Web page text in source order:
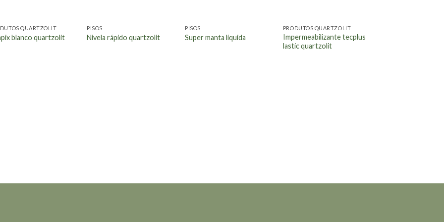
QUARTZOLIT
blanco quartzolit
PISOS
Nivela rápido quartzolit
PISOS
Super manta líquida
PRODUTOS QUARTZOLIT
Impermeabilizante tecplus
lastic quartzolit